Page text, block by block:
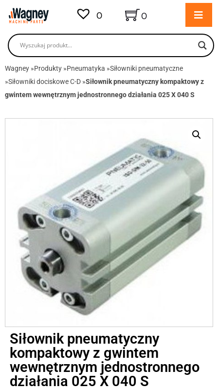
0 0
Wagney »Produkty »Pneumatyka »Siłowniki pneumatyczne
»Siłowniki dociskowe C-D »Siłownik pneumatyczny kompaktowy z
gwintem wewnętrznym jednostronnego działania 025 X 040 S
Siłownik pneumatyczny
kompaktowy z gwintem
wewnętrznym jednostronnego
działania 025 X 040 S